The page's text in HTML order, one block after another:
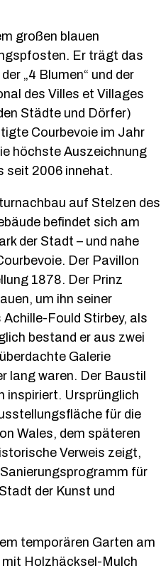
großen blauen
Er trägt das
„4 Blumen“ und der
des Villes et Villages
Städte und Dörfer)
Courbevoie im Jahr
höchste Auszeichnung
seit 2006 innehat.
auf Stelzen des
befindet sich am
der Stadt – und nahe
Der Pavillon
1878. Der Prinz
um ihn seiner
Fould Stirbey, als
bestand er aus zwei
Galerie
lang waren. Der Baustil
inspiriert. Ursprünglich
für die
Wales, dem späteren
Verweis zeigt,
für
der Kunst und
temporären Garten am
mit Holzhäcksel-Mulch